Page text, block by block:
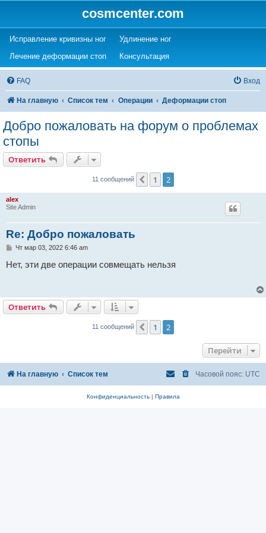
cosmcenter.com
Исправление кривизны ног(Opens a new tab)
Удлинение ног(Opens a new tab)
Лечение деформации стоп(Opens a new tab)
Консультация(Opens a new tab)
FAQ Вход
На главную Список тем Операции Деформации стоп
Добро пожаловать на форум о проблемах
стопы
Ответить
11 сообщений Пред.
1 2
alex
Site Admin
Re: Добро пожаловать
С
о
и
е
Чт мар 03, 2022 6:46 am
Нет, эти две операции совмещать нельзя
Ответить
11 сообщений Пред.
1 2
Перейти
На главную Список тем Часовой пояс: UTC
Конфиденциальность| Правила